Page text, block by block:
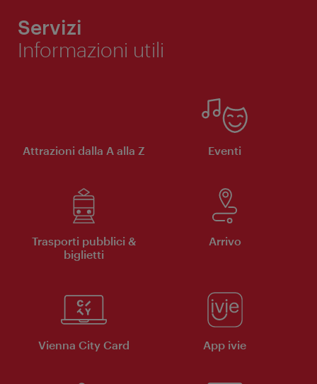
Servizi
Informazioni utili
Attrazioni dalla A alla Z Eventi
Trasporti pubblici &
biglietti
Arrivo
Vienna City Card App ivie